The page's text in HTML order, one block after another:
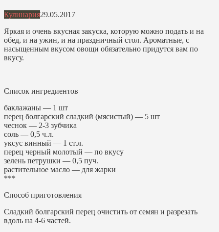
Кулинария29.05.2017
Яркая и очень вкусная закуска, которую можно подать и на
обед, и на ужин, и на праздничный стол. Ароматные, с
насыщенным вкусом овощи обязательно придутся вам по
вкусу.
Список ингредиентов
баклажаны — 1 шт
перец болгарский сладкий (мясистый) — 5 шт
чеснок — 2-3 зубчика
соль — 0,5 ч.л.
уксус винный — 1 ст.л.
перец черный молотый — по вкусу
зелень петрушки — 0,5 пуч.
растительное масло — для жарки
***
Способ приготовления
Сладкий болгарский перец очистить от семян и разрезать
вдоль на 4-6 частей.